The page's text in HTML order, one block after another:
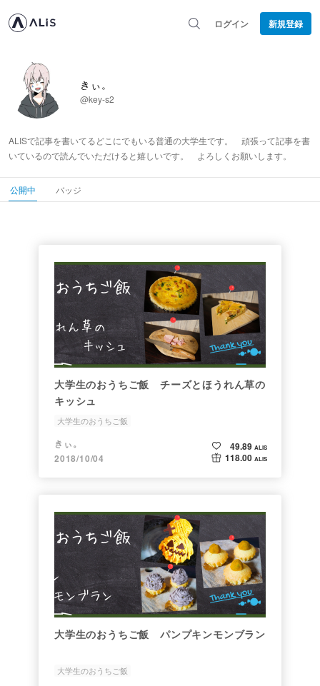
ログイン 新規登録
きぃ。
@key-s2
ALISで記事を書いてるどこにでもいる普通の大学生です。 頑張って記事を書
いているので読んでいただけると嬉しいです。 よろしくお願いします。
公開中 バッジ
大学生のおうちご飯 チーズとほうれん草の
キッシュ
大学生のおうちご飯
きぃ。
2018/10/04
49.89 ALIS
118.00 ALIS
大学生のおうちご飯 パンプキンモンブラン
大学生のおうちご飯